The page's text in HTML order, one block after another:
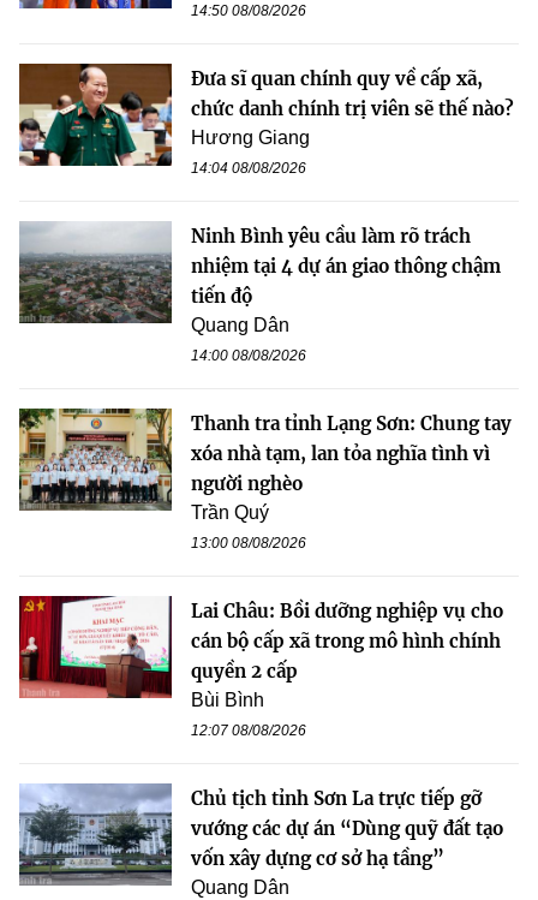
14:50 08/08/2026
Đưa sĩ quan chính quy về cấp xã,
chức danh chính trị viên sẽ thế nào?
Hương Giang
14:04 08/08/2026
Ninh Bình yêu cầu làm rõ trách
nhiệm tại 4 dự án giao thông chậm
tiến độ
Quang Dân
14:00 08/08/2026
Thanh tra tỉnh Lạng Sơn: Chung tay
xóa nhà tạm, lan tỏa nghĩa tình vì
người nghèo
Trần Quý
13:00 08/08/2026
Lai Châu: Bồi dưỡng nghiệp vụ cho
cán bộ cấp xã trong mô hình chính
quyền 2 cấp
Bùi Bình
12:07 08/08/2026
Chủ tịch tỉnh Sơn La trực tiếp gỡ
vướng các dự án “Dùng quỹ đất tạo
vốn xây dựng cơ sở hạ tầng”
Quang Dân